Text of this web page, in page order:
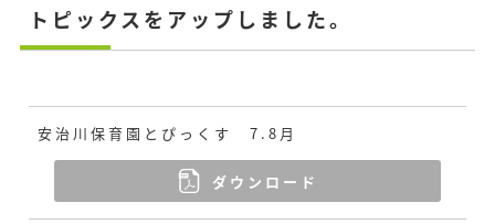
トピックスをアップしました。
安治川保育園とぴっくす 7.8月
ダウンロード